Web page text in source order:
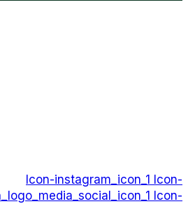
Icon-instagram_icon_1
Icon-
Icon-